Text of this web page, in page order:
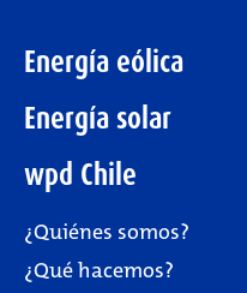
Energía eólica
Energía solar
wpd Chile
¿Quiénes somos?
¿Qué hacemos?